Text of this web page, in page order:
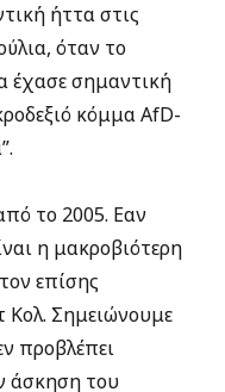
ήττα στις
όταν το
έχασε σημαντική
κόμμα AfD-
το 2005. Εαν
η μακροβιότερη
επίσης
Κολ. Σημειώνουμε
προβλέπει
άσκηση του